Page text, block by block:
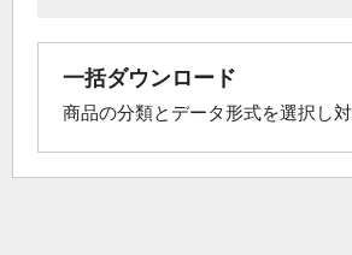
一括ダウンロード
商品の分類とデータ形式を選択し